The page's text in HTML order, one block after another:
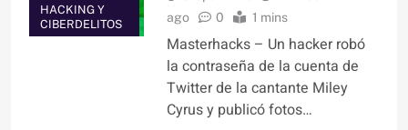
HACKING Y
CIBERDELITOS
ago
0 1 mins
Masterhacks – Un hacker robó
la contraseña de la cuenta de
Twitter de la cantante Miley
Cyrus y publicó fotos…